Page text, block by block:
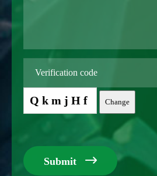
QkmjHf Change
Submit 